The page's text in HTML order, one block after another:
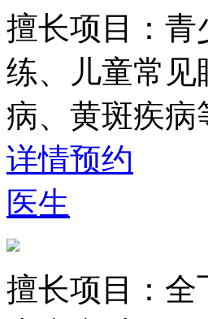
擅长项目： 青
练、儿童常见
病、黄斑疾病
详情预约
医生
擅长项目： 全